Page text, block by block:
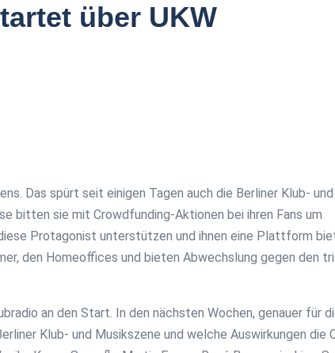
über UKW
Das spürt seit einigen Tagen auch die Berliner Klub-
bitten sie mit Crowdfunding-Aktionen bei ihren Fans um
Protagonist unterstützen und ihnen eine Plattform
den Homeoffices und bieten Abwechslung gegen den
an den Start. In den nächsten Wochen, genauer für
Klub- und Musikszene und welche Auswirkungen die